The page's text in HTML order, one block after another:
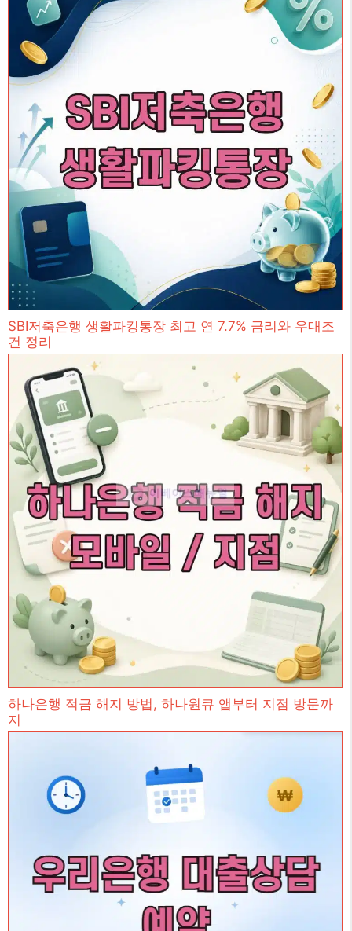
SBI저축은행 생활파킹통장 최고 연 7.7% 금리와 우대조
건 정리
하나은행 적금 해지 방법, 하나원큐 앱부터 지점 방문까
지